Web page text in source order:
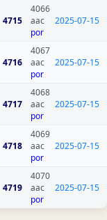
4715
4066
aac
por
2025-07-15
4716
4067
aac
por
2025-07-15
4717
4068
aac
por
2025-07-15
4718
4069
aac
por
2025-07-15
4719
4070
aac
por
2025-07-15